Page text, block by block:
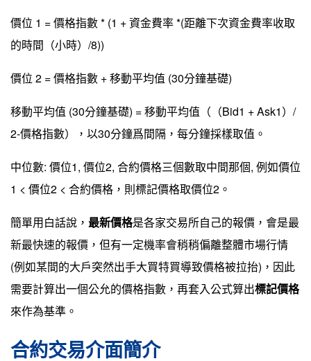
價位 1 = 價格指數 * (1 + 資金費率 *(距離下次資金費率收取
的時間（小時）/8))
價位 2 = 價格指數 + 移動平均值 (30分鐘基礎)
移動平均值 (30分鐘基礎) = 移動平均值（（Bid1 + Ask1）/
2-價格指數），以30分鐘爲間隔，每分鐘採樣取值。
中位數: 價位1, 價位2, 合約價格三個數取中間那個, 例如價位
1 < 價位2 < 合約價格，則標記價格取價位2。
簡單用白話說， 最新價格是各家交易所自己的報價，會是最
新最快速的報價，但有一定機率會稍稍偏離整體市場行情
(例如某間的大戶突然出手大買特買導致價格被拉抬)，因此
需要計算出一個公允的價格指數，再套入公式算出標記價格
來作為基準。
合約交易介面簡介